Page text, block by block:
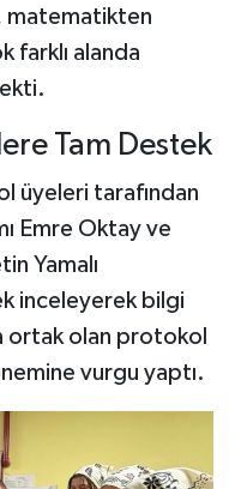
matematikten
farklı alanda
Tam Destek
üyeleri tarafından
Emre Oktay ve
Yamalı
inceleyerek bilgi
ortak olan protokol
vurgu yaptı.